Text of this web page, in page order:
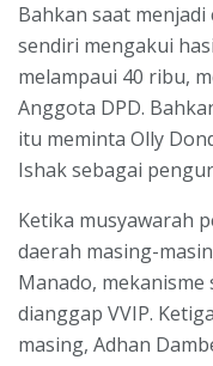
Bahkan saat menjadi
sendiri mengakui
melampaui 40 ribu,
Anggota DPD.
itu meminta Olly
Ishak sebagai
Ketika musyawarah
daerah masing-
Manado,
dianggap VVIP.
masing, Adhan